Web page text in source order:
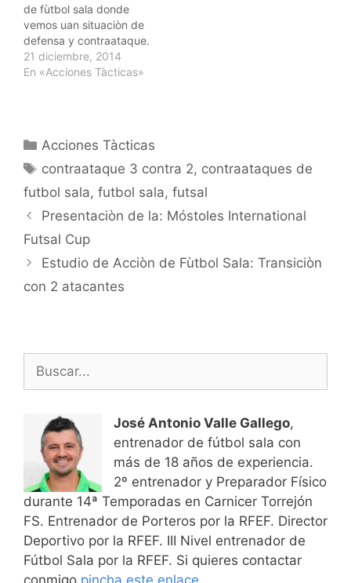
de fùtbol sala donde
vemos uan situaciòn de
defensa y contraataque.
Recordad que sobre el
video hay indicaciones
vallegallego@gmail.com
21 diciembre, 2014
En «Acciones Tàcticas»
Categorías
Acciones Tàcticas
Etiquetas
contraataque 3 contra 2, contraataques de
futbol sala, futbol sala, futsal
Navegación
de
Presentaciòn de la: Móstoles International
Futsal Cup
Estudio de Acciòn de Fùtbol Sala: Transiciòn
con 2 atacantes
Buscar:
José Antonio Valle Gallego,
entrenador de fútbol sala con
más de 18 años de experiencia.
2º entrenador y Preparador Físico
durante 14ª Temporadas en Carnicer Torrejón
FS. Entrenador de Porteros por la RFEF. Director
Deportivo por la RFEF. III Nivel entrenador de
Fútbol Sala por la RFEF. Si quieres contactar